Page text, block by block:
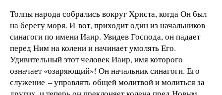
Толпы народа собрались вокруг Христа, когда Он был
на берегу моря. И вот, приходит один из начальников
синагоги по имени Иаир. Увидев Господа, он падает
перед Ним на колени и начинает умолять Его.
Удивительный этот человек Иаир, имя которого
означает «озаряющий»! Он начальник синагоги. Его
служение – управлять общей молитвой и молиться за